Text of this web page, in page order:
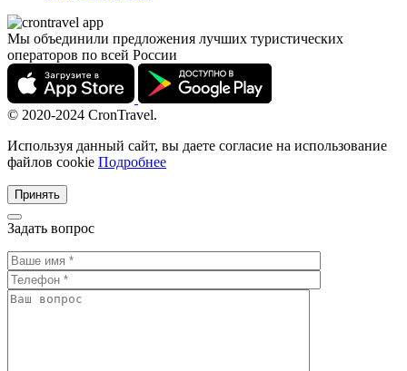
Мы объединили предложения лучших туристических
операторов по всей России
© 2020-2024 CronTravel.
Используя данный сайт, вы даете согласие на использование
файлов cookie Подробнее
Принять
Задать вопрос